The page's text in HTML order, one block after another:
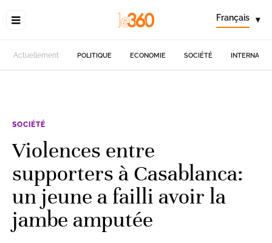
Français ▾
Actuellement POLITIQUE ECONOMIE SOCIÉTÉ
SOCIÉTÉ
Violences entre
supporters à Casablanca:
un jeune a failli avoir la
jambe amputée